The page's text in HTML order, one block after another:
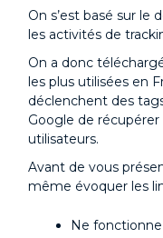
On s’est basé sur le
les activités de
On a donc
les plus utilisées en
déclenchent des
Google de
utilisateurs.
Avant de vous
même évoquer les
Ne